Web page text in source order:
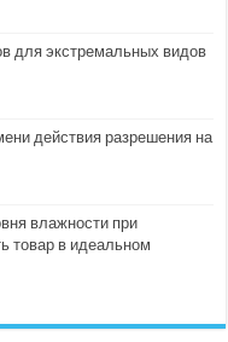
для экстремальных видов
действия разрешения на
влажности при
товар в идеальном